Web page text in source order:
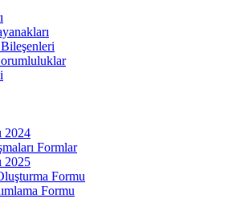
2024
Formlar
2025
Formu
Formu